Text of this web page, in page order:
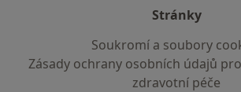
Stránky
Soukromí a soubory
Zásady ochrany osobních údajů
zdravotní péče